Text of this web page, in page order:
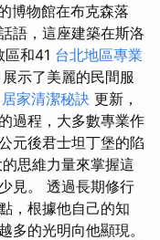
博物館在布克森落
語，這座建築在斯洛
區和41 台北地區專業
示了美麗的民間服
居家清潔秘訣 更新，
過程，大多數專業作
元後君士坦丁堡的陷
思維力量來掌握這
見。 透過長期修行
，根據他自己的知
多的光明向他顯現。